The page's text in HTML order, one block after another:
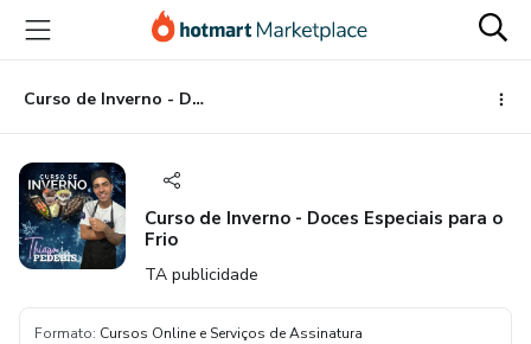
para
conteúdo
principal
para
pagamento
para
rodapé
Curso de Inverno - Doces Especiais para o Frio
Curso de Inverno - Doces Especiais para o
Frio
TA publicidade
Formato: Cursos Online e Serviços de Assinatura